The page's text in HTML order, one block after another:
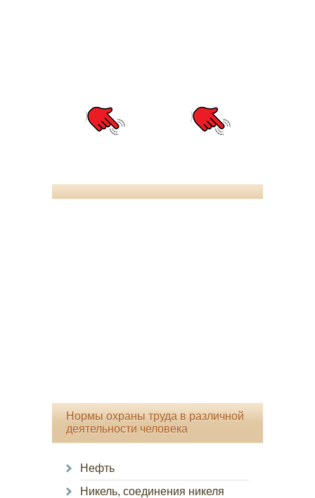
Нормы охраны труда в различной
деятельности человека
Нефть
Никель, соединения никеля